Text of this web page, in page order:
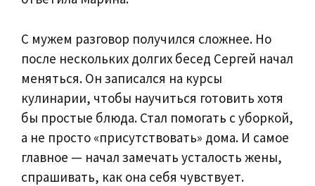
С мужем разговор получился сложнее. Но
после нескольких долгих бесед Сергей начал
меняться. Он записался на курсы
кулинарии, чтобы научиться готовить хотя
бы простые блюда. Стал помогать с уборкой,
а не просто «присутствовать» дома. И самое
главное — начал замечать усталость жены,
спрашивать, как она себя чувствует.